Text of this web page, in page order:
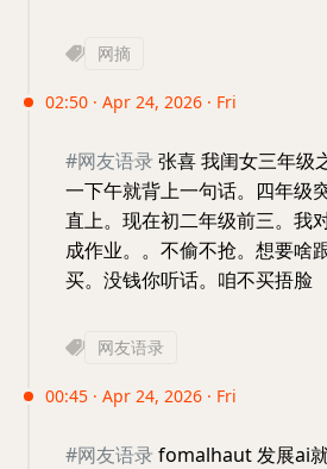
网摘
02:50 · Apr 24, 2026 · Fri
#网友语录 张喜 我闺女三年级
一下午就背上一句话。四年级
直上。现在初二年级前三。我
成作业。。不偷不抢。想要啥
买。没钱你听话。咱不买捂脸
网友语录
00:45 · Apr 24, 2026 · Fri
#网友语录 fomalhaut 发展ai